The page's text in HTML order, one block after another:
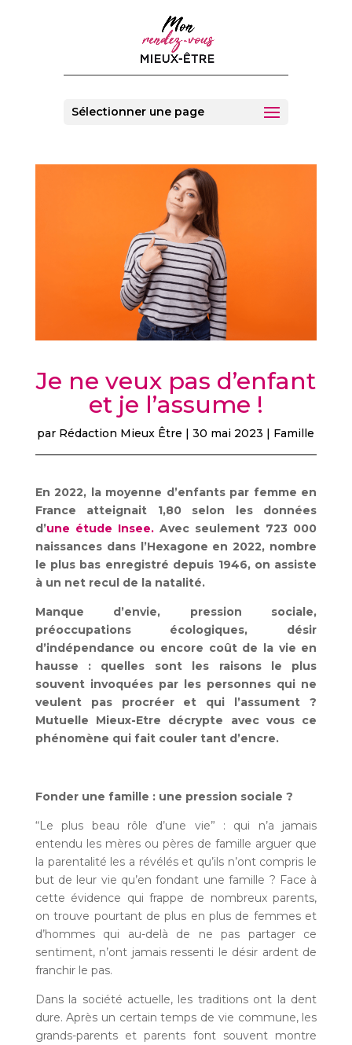
Sélectionner une page
Je ne veux pas d’enfant
et je l’assume !
par Rédaction Mieux Être |30 mai 2023 | Famille
En 2022, la moyenne d’enfants par femme en
France atteignait 1,80 selon les données
d’une étude Insee.Avec seulement 723 000
naissances dans l’Hexagone en 2022, nombre
le plus bas enregistré depuis 1946, on assiste
à un net recul de la natalité.
Manque d’envie, pression sociale,
préoccupations écologiques, désir
d’indépendance ou encore coût de la vie en
hausse : quelles sont les raisons le plus
souvent invoquées par les personnes qui ne
veulent pas procréer et qui l’assument ?
Mutuelle Mieux-Etre décrypte avec vous ce
phénomène qui fait couler tant d’encre.
Fonder une famille : une pression sociale ?
“Le plus beau rôle d’une vie” : qui n’a jamais
entendu les mères ou pères de famille arguer que
la parentalité les a révélés et qu’ils n’ont compris le
but de leur vie qu’en fondant une famille ? Face à
cette évidence qui frappe de nombreux parents,
on trouve pourtant de plus en plus de femmes et
d’hommes qui au-delà de ne pas partager ce
sentiment, n’ont jamais ressenti le désir ardent de
franchir le pas.
Dans la société actuelle, les traditions ont la dent
dure. Après un certain temps de vie commune, les
grands-parents et parents font souvent montre